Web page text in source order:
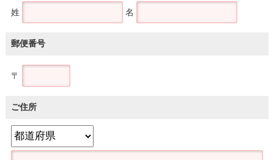
姓 名
郵便番号
〒
ご住所